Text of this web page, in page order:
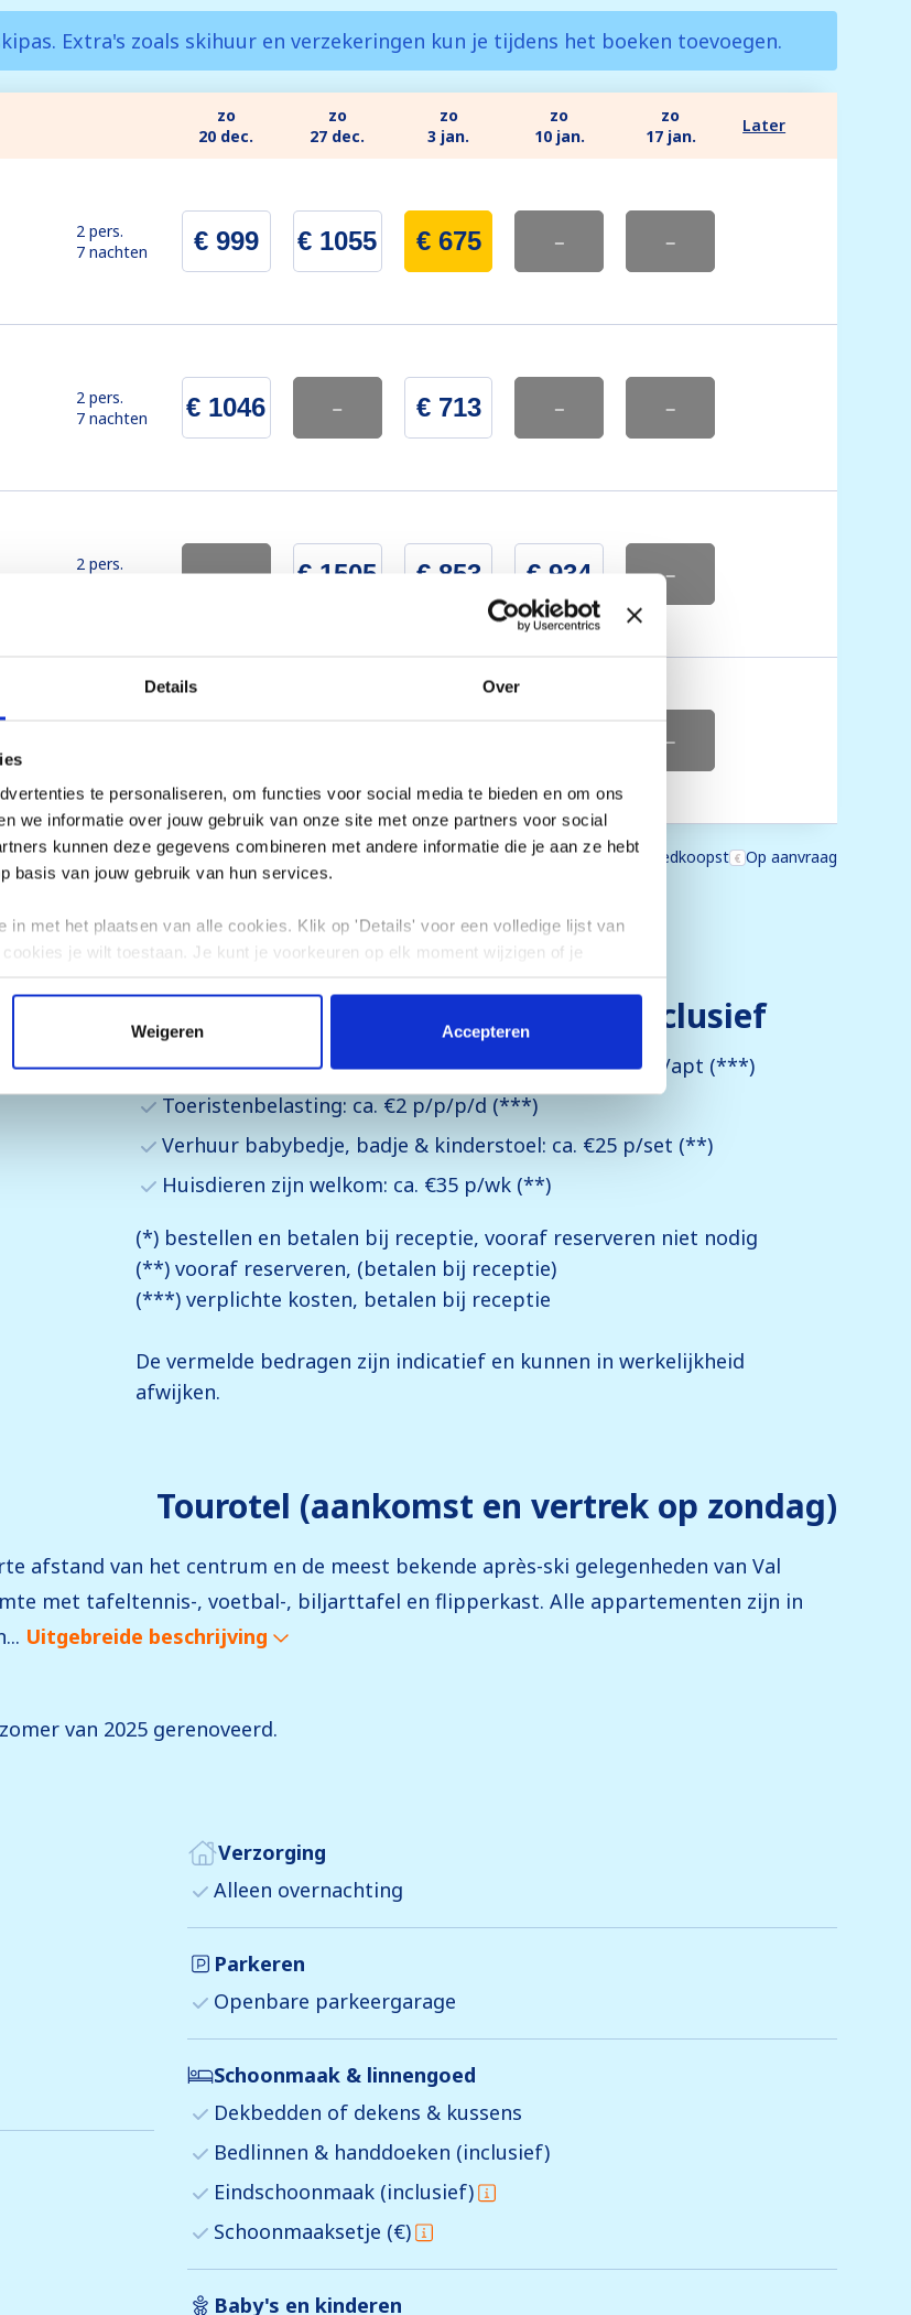
Details Over
te personaliseren, om functies voor social media te bieden en om ons
we informatie over jouw gebruik van onze site met onze partners voor social
kunnen deze gegevens combineren met andere informatie die je aan ze hebt
basis van jouw gebruik van hun services.
in met het plaatsen van alle cookies. Klik op 'Details' voor een volledige lijst van
je wilt toestaan. Je kunt je voorkeuren op elk moment wijzigen of je
Weigeren Accepteren
Extra's zoals skihuur en verzekeringen kun je tijdens het boeken toevoegen.
zo
20 dec.
zo
27 dec.
zo
3 jan.
zo
10 jan.
zo
17 jan.
Later
2 pers.
7 nachten
€ 999 € 1055 € 675 - -
2 pers.
7 nachten
€ 1046 - € 713 - -
2 pers.
- € 1505 € 853 € 934 -
-
vragen? Jouw keuze Aanbieding Goedkoopst Op aanvraag
Inclusief Exclusief
Borgsom uitsluitend per creditcard: vanaf ca. €300 p/apt (***)
Toeristenbelasting: ca. €2 p/p/p/d (***)
Verhuur babybedje, badje & kinderstoel: ca. €25 p/set (**)
Huisdieren zijn welkom: ca. €35 p/wk (**)
(*) bestellen en betalen bij receptie, vooraf reserveren niet nodig
(**) vooraf reserveren, (betalen bij receptie)
(***) verplichte kosten, betalen bij receptie
De vermelde bedragen zijn indicatief en kunnen in werkelijkheid
afwijken.
Tourotel (aankomst en vertrek op zondag)
afstand van het centrum en de meest bekende après-ski gelegenheden van Val
met tafeltennis-, voetbal-, biljarttafel en flipperkast. Alle appartementen zijn in
Uitgebreide beschrijving
van 2025 gerenoveerd.
Verzorging
Alleen overnachting
Parkeren
Openbare parkeergarage
Schoonmaak & linnengoed
Dekbedden of dekens & kussens
Bedlinnen & handdoeken (inclusief)
Eindschoonmaak (inclusief)
Schoonmaaksetje (€)
Baby's en kinderen